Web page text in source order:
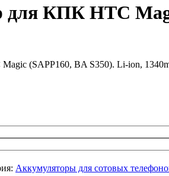
КПК HTC
(SAPP160, BA S350). Li-ion,
Аккумуляторы для сотовых